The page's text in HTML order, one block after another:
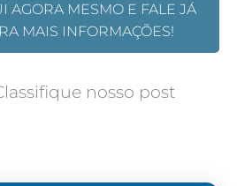
AGORA MESMO E FALE JÁ
MAIS INFORMAÇÕES!
nosso post